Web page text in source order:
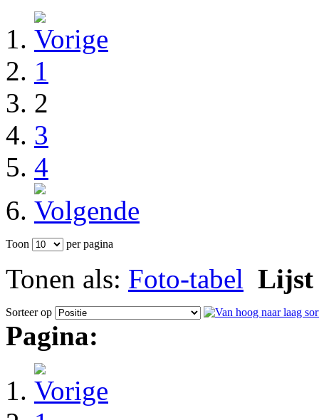
1
2
3
4
Toon per pagina
Tonen als: Foto-tabel Lijst
Sorteer op
Pagina: